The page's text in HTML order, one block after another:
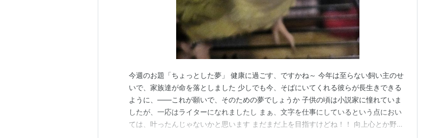
今週のお題「ちょっとした夢」 健康に過ごす、ですかね～ 今年は至らない飼い主のせ
いで、家族達が命を落としました 少しでも今、そばにいてくれる彼らが長生きできる
ように、――これが願いで、そのための夢でしょうか 子供の頃は小説家に憧れていま
したが、一応はライターになれましたし まぁ、文字を仕事にしているという点におい
ては、叶ったんじゃないかと思います まだまだ上を目指すけどね！！ 向上心とか野心